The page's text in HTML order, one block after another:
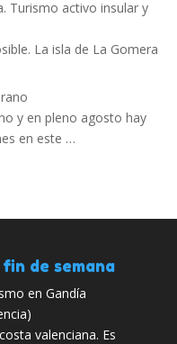
Turismo activo insular y
La isla de La Gomera
y en pleno agosto hay
en este …
de semana
en Gandía
valenciana. Es